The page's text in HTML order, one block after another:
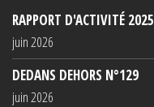
RAPPORT D'ACTIVITÉ 2025
juin 2026
DEDANS DEHORS N°129
juin 2026